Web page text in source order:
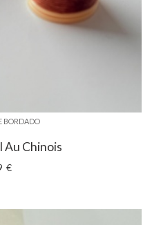
BORDADO
Au Chinois
€